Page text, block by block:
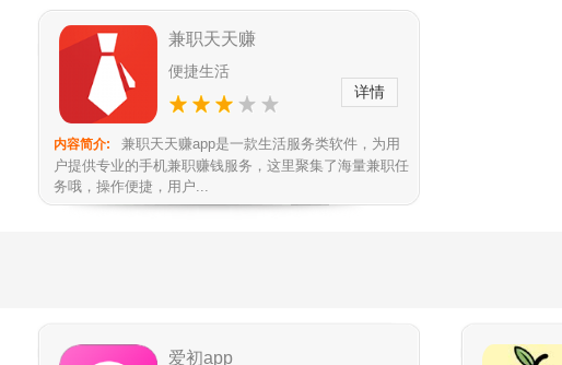
兼职天天赚
便捷生活
详情
内容简介:
兼职天天赚app是一款生活服务类软件，为用
户提供专业的手机兼职赚钱服务，这里聚集了海量兼职任
务哦，操作便捷，用户...
爱初app